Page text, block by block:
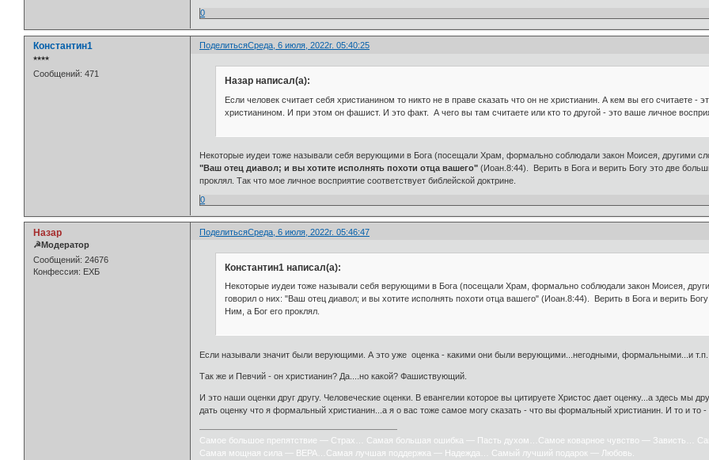
0
ПоделитьсяСреда, 6 июля, 2022г. 05:40:25
Константин1
⭒⭒⭒⭒
Сообщений: 471
Назар написал(а):
Если человек считает себя христианином то никто не в праве сказать что он не христианин. А кем вы его считаете
христианином. И при этом он фашист. И это факт. А чего вы там считаете или кто то другой - это ваше личное
Некоторые иудеи тоже называли себя верующими в Бога (посещали Храм, формально соблюдали закон Моисея, другими
"Ваш отец диавол; и вы хотите исполнять похоти отца вашего" (Иоан.8:44). Верить в Бога и верить Богу это две
проклял. Так что мое личное восприятие соответствует библейской доктрине.
0
ПоделитьсяСреда, 6 июля, 2022г. 05:46:47
Назар
☭Модератор
Сообщений: 24676
Конфессия: ЕХБ Константин1 написал(а):
Некоторые иудеи тоже называли себя верующими в Бога (посещали Храм, формально соблюдали закон Моисея,
говорил о них: "Ваш отец диавол; и вы хотите исполнять похоти отца вашего" (Иоан.8:44). Верить в Бога и верить
Ним, а Бог его проклял.
Если называли значит были верующими. А это уже оценка - какими они были верующими...негодными, формальными...и т.п.
Так же и Певчий - он христианин? Да....но какой? Фашиствующий.
И это наши оценки друг другу. Человеческие оценки. В евангелии которое вы цитируете Христос дает оценку...а здесь мы
дать оценку что я формальный христианин...а я о вас тоже самое могу сказать - что вы формальный христианин. И то и то
Самое большое препятствие — Страх… Самая большая ошибка — Пасть духом…Самое коварное чувство — Зависть…
Самая мощная сила — ВЕРА…Самая лучшая поддержка — Надежда… Самый лучший подарок — Любовь.